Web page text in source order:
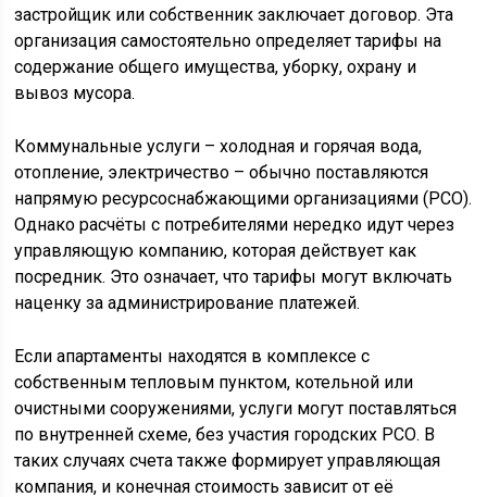
застройщик или собственник заключает договор. Эта
организация самостоятельно определяет тарифы на
содержание общего имущества, уборку, охрану и
вывоз мусора.
Коммунальные услуги – холодная и горячая вода,
отопление, электричество – обычно поставляются
напрямую ресурсоснабжающими организациями (РСО).
Однако расчёты с потребителями нередко идут через
управляющую компанию, которая действует как
посредник. Это означает, что тарифы могут включать
наценку за администрирование платежей.
Если апартаменты находятся в комплексе с
собственным тепловым пунктом, котельной или
очистными сооружениями, услуги могут поставляться
по внутренней схеме, без участия городских РСО. В
таких случаях счета также формирует управляющая
компания, и конечная стоимость зависит от её